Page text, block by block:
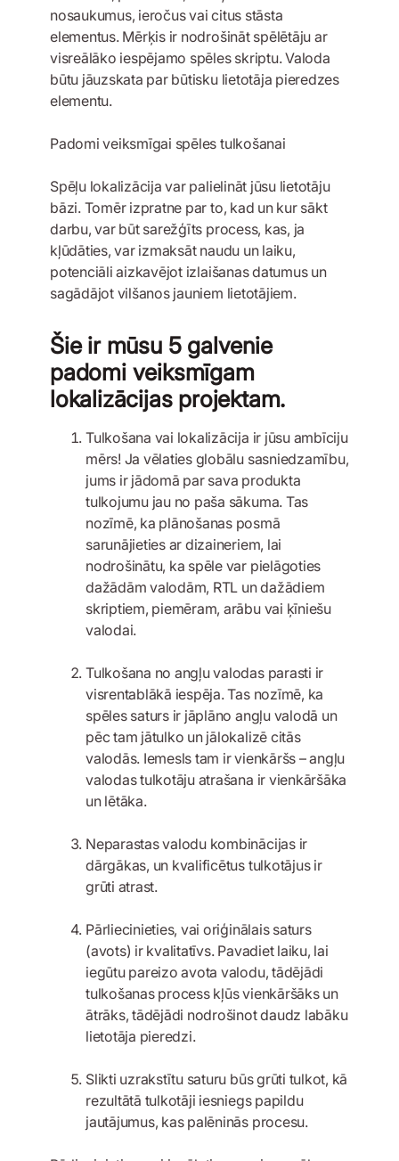
nosaukumus, ieročus vai citus stāsta
elementus. Mērķis ir nodrošināt spēlētāju ar
visreālāko iespējamo spēles skriptu. Valoda
būtu jāuzskata par būtisku lietotāja pieredzes
elementu.
Padomi veiksmīgai spēles tulkošanai
Spēļu lokalizācija var palielināt jūsu lietotāju
bāzi. Tomēr izpratne par to, kad un kur sākt
darbu, var būt sarežģīts process, kas, ja
kļūdāties, var izmaksāt naudu un laiku,
potenciāli aizkavējot izlaišanas datumus un
sagādājot vilšanos jauniem lietotājiem.
Šie ir mūsu 5 galvenie
padomi veiksmīgam
lokalizācijas projektam.
Tulkošana vai lokalizācija ir jūsu ambīciju
mērs! Ja vēlaties globālu sasniedzamību,
jums ir jādomā par sava produkta
tulkojumu jau no paša sākuma. Tas
nozīmē, ka plānošanas posmā
sarunājieties ar dizaineriem, lai
nodrošinātu, ka spēle var pielāgoties
dažādām valodām, RTL un dažādiem
skriptiem, piemēram, arābu vai ķīniešu
valodai.
Tulkošana no angļu valodas parasti ir
visrentablākā iespēja. Tas nozīmē, ka
spēles saturs ir jāplāno angļu valodā un
pēc tam jātulko un jālokalizē citās
valodās. Iemesls tam ir vienkāršs – angļu
valodas tulkotāju atrašana ir vienkāršāka
un lētāka.
Neparastas valodu kombinācijas ir
dārgākas, un kvalificētus tulkotājus ir
grūti atrast.
Pārliecinieties, vai oriģinālais saturs
(avots) ir kvalitatīvs. Pavadiet laiku, lai
iegūtu pareizo avota valodu, tādējādi
tulkošanas process kļūs vienkāršāks un
ātrāks, tādējādi nodrošinot daudz labāku
lietotāja pieredzi.
Slikti uzrakstītu saturu būs grūti tulkot, kā
rezultātā tulkotāji iesniegs papildu
jautājumus, kas palēninās procesu.